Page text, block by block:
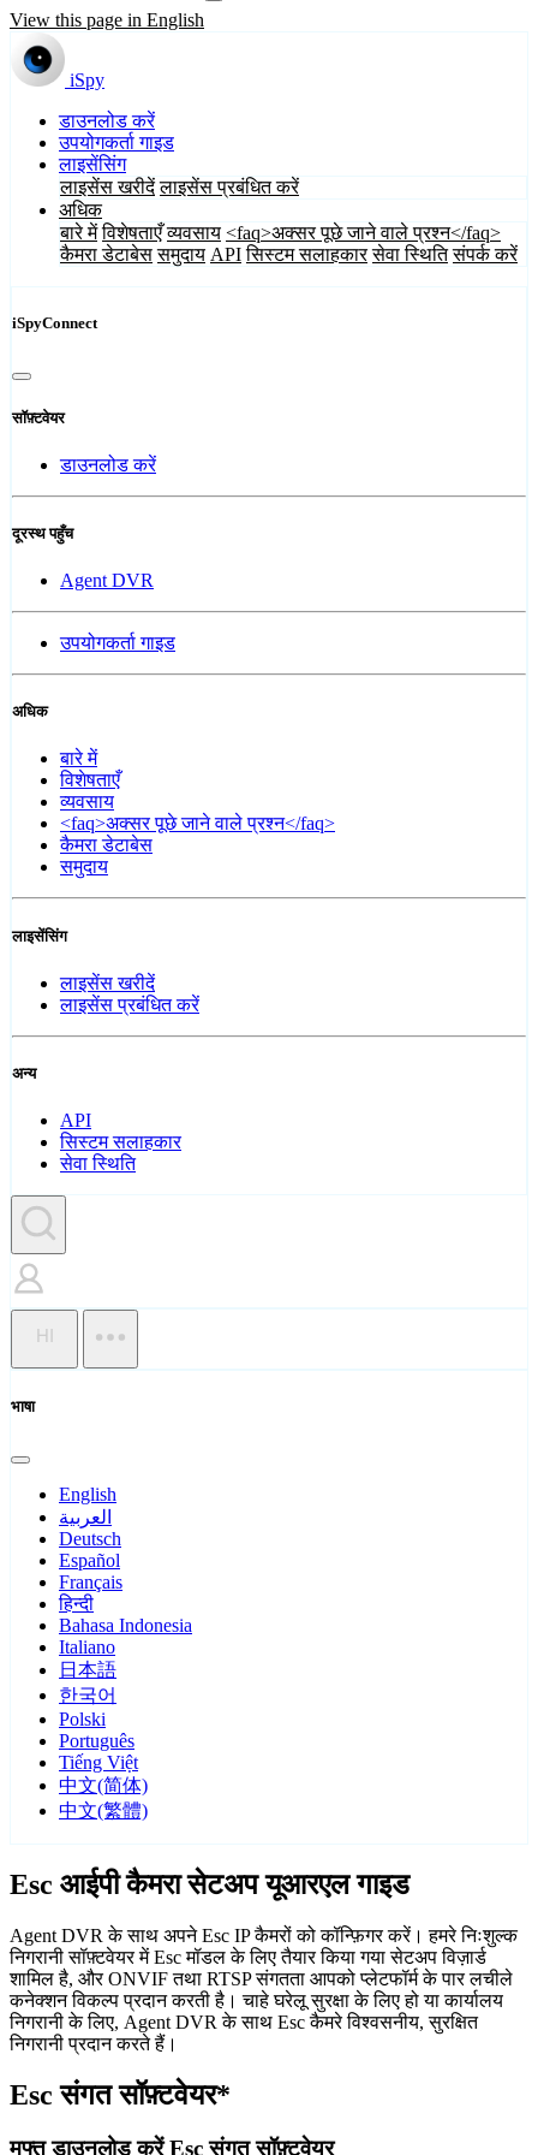
View this page in English
iSpy
डाउनलोड करें
उपयोगकर्ता गाइड
लाइसेंसिंग
लाइसेंस खरीदें लाइसेंस प्रबंधित करें
अधिक
बारे में विशेषताएँ व्यवसाय <faq>अक्सर पूछे जाने वाले प्रश्न</faq>
कैमरा डेटाबेस समुदाय API सिस्टम सलाहकार सेवा स्थिति संपर्क करें
iSpyConnect
सॉफ़्टवेयर
डाउनलोड करें
दूरस्थ पहुँच
Agent DVR
उपयोगकर्ता गाइड
अधिक
बारे में
विशेषताएँ
व्यवसाय
<faq>अक्सर पूछे जाने वाले प्रश्न</faq>
कैमरा डेटाबेस
समुदाय
लाइसेंसिंग
लाइसेंस खरीदें
लाइसेंस प्रबंधित करें
अन्य
API
सिस्टम सलाहकार
सेवा स्थिति
HI
भाषा
English
العربية
Deutsch
Español
Français
हिन्दी
Bahasa Indonesia
Italiano
日本語
한국어
Polski
Português
Tiếng Việt
中文(简体)
中文(繁體)
Esc आईपी कैमरा सेटअप यूआरएल गाइड
Agent DVR के साथ अपने Esc IP कैमरों को कॉन्फ़िगर करें। हमरे निःशुल्क
निगरानी सॉफ़्टवेयर में Esc मॉडल के लिए तैयार किया गया सेटअप विज़ार्ड
शामिल है, और ONVIF तथा RTSP संगतता आपको प्लेटफॉर्म के पार लचीले
कनेक्शन विकल्प प्रदान करती है। चाहे घरेलू सुरक्षा के लिए हो या कार्यालय
निगरानी के लिए, Agent DVR के साथ Esc कैमरे विश्वसनीय, सुरक्षित
निगरानी प्रदान करते हैं।
Esc संगत सॉफ़्टवेयर*
मुफ्त डाउनलोड करें Esc संगत सॉफ़्टवेयर